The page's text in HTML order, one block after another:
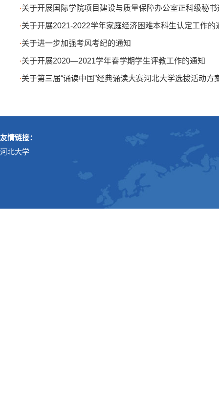
·关于开展国际学院项目建设与质量保障办公室正科级秘书
·关于开展2021-2022学年家庭经济困难本科生认定工作的
·关于进一步加强考风考纪的通知
·关于开展2020—2021学年春学期学生评教工作的通知
·关于第三届“诵读中国”经典诵读大赛河北大学选拔活动方
友情链接：
河北大学